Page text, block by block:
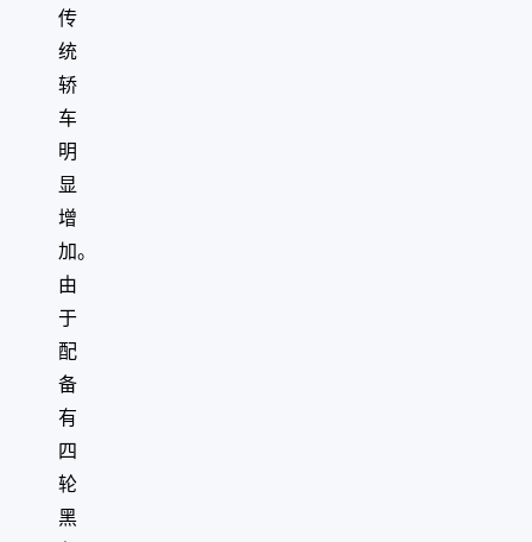
传
统
轿
车
明
显
增
加。
由
于
配
备
有
四
轮
黑